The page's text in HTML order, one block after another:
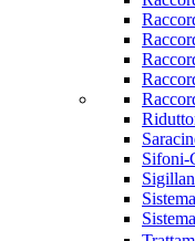
Sifoni-